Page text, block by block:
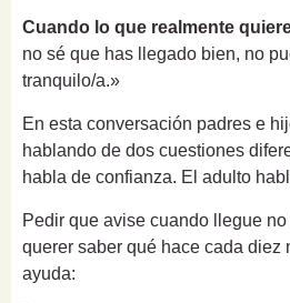
Cuando lo que realmente
no sé que has llegado bien, no
tranquilo/a.»
En esta conversación padres e
hablando de dos cuestiones
habla de confianza. El adulto
Pedir que avise cuando llegue
querer saber qué hace cada diez
ayuda: